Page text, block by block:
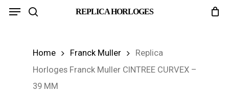
Skip
REPLICA HORLOGES
Menu
Home Franck Muller
Replica
Horloges Franck Muller CINTREE CURVEX –
39 MM